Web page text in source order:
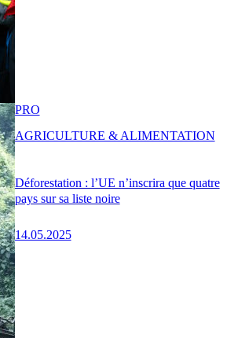
Déforestation : l’UE n’inscrira que quatre
pays sur sa liste noire
14.05.2025
PRO
AGRICULTURE & ALIMENTATION